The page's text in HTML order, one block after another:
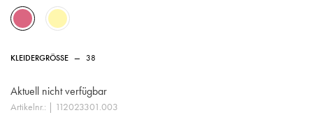
KLEIDERGRÖSSE — 38
Aktuell nicht verfügbar
Artikelnr.: | 112023301.003